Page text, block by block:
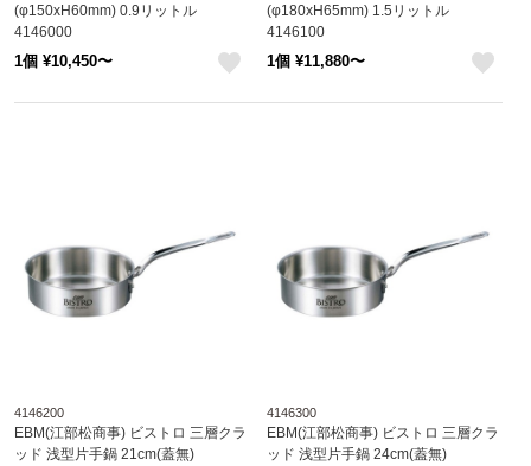
(φ150xH60mm) 0.9リットル
4146000
1個 ¥10,450〜
(φ180xH65mm) 1.5リットル
4146100
1個 ¥11,880〜
4146200
EBM(江部松商事) ビストロ 三層クラ
ッド 浅型片手鍋 21cm(蓋無)
4146300
EBM(江部松商事) ビストロ 三層クラ
ッド 浅型片手鍋 24cm(蓋無)